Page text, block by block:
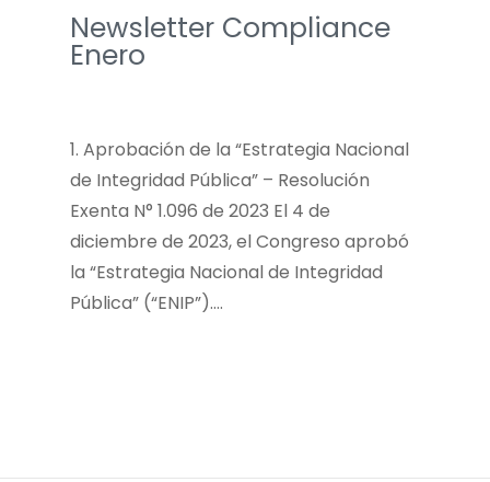
Newsletter Compliance
Enero
1. Aprobación de la “Estrategia Nacional
de Integridad Pública” – Resolución
Exenta N° 1.096 de 2023 El 4 de
diciembre de 2023, el Congreso aprobó
la “Estrategia Nacional de Integridad
Pública” (“ENIP”)….